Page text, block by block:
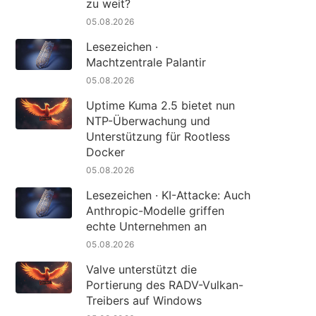
zu weit?
05.08.2026
Lesezeichen ·
Machtzentrale Palantir
05.08.2026
Uptime Kuma 2.5 bietet nun
NTP-Überwachung und
Unterstützung für Rootless
Docker
05.08.2026
Lesezeichen · KI-Attacke: Auch
Anthropic-Modelle griffen
echte Unternehmen an
05.08.2026
Valve unterstützt die
Portierung des RADV-Vulkan-
Treibers auf Windows